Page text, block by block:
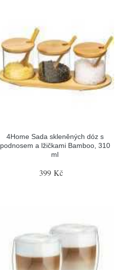
4Home Sada skleněných dóz s
podnosem a lžičkami Bamboo, 310
ml
399 Kč